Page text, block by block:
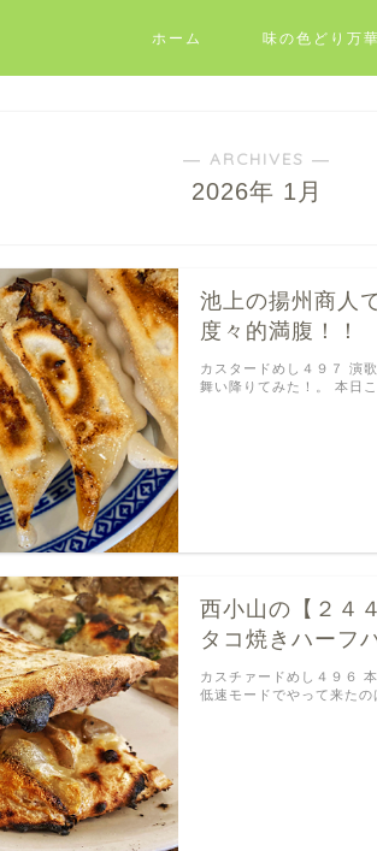
ホーム 味の色どり万
― ARCHIVES ―
2026年 1月
池上の揚州商人
度々的満腹！！
カスタードめし４９７ 演
舞い降りてみた！。 本日
西小山の【２４
タコ焼きハーフ
カスチァードめし４９６
低速モードでやって来た